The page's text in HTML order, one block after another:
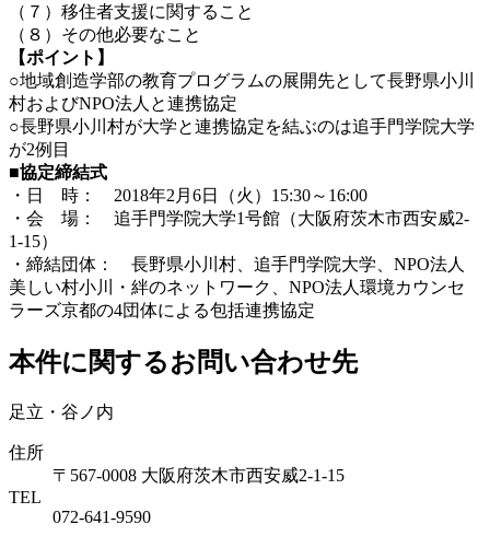
（７）移住者支援に関すること
（８）その他必要なこと
【ポイント】
○地域創造学部の教育プログラムの展開先として長野県小川
村およびNPO法人と連携協定
○長野県小川村が大学と連携協定を結ぶのは追手門学院大学
が2例目
■協定締結式
・日 時： 2018年2月6日（火）15:30～16:00
・会 場： 追手門学院大学1号館（大阪府茨木市西安威2-
1-15）
・締結団体： 長野県小川村、追手門学院大学、NPO法人
美しい村小川・絆のネットワーク、NPO法人環境カウンセ
ラーズ京都の4団体による包括連携協定
本件に関するお問い合わせ先
足立・谷ノ内
住所
〒567-0008 大阪府茨木市西安威2-1-15
TEL
072-641-9590